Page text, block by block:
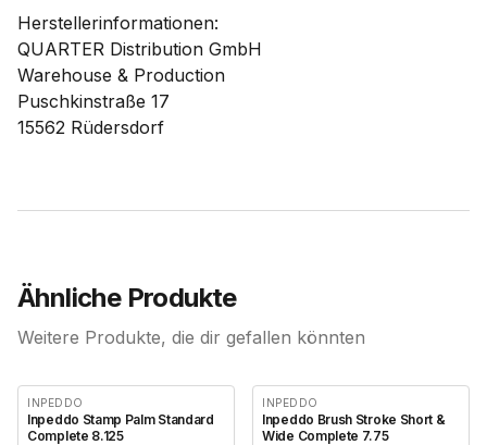
Herstellerinformationen:
QUARTER Distribution GmbH
Warehouse & Production
Puschkinstraße 17
15562 Rüdersdorf
Ähnliche Produkte
Weitere Produkte, die dir gefallen könnten
INPEDDO
Inpeddo Stamp Palm Standard
Complete 8.125
INPEDDO
Inpeddo Brush Stroke Short &
Wide Complete 7.75